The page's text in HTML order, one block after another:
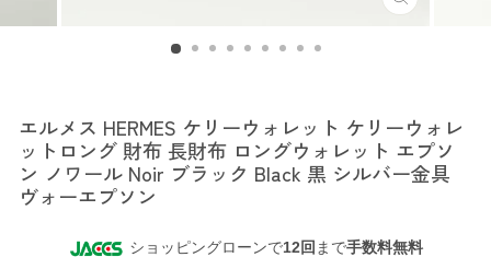
エルメス HERMES ケリーウォレット ケリーウォレ
ットロング 財布 長財布 ロングウォレット エプソ
ン ノワール Noir ブラック Black 黒 シルバー金具
ヴォーエプソン
ショッピングローンで12回 まで手数料無料